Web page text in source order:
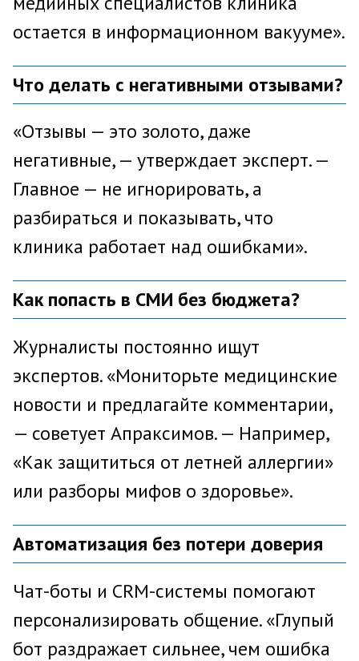
остается в информационном вакууме».
Что делать с негативными отзывами?
«Отзывы — это золото, даже
негативные, — утверждает эксперт. —
Главное — не игнорировать, а
разбираться и показывать, что
клиника работает над ошибками».
Как попасть в СМИ без бюджета?
Журналисты постоянно ищут
экспертов. «Мониторьте медицинские
новости и предлагайте комментарии,
— советует Апраксимов. — Например,
«Как защититься от летней аллергии»
или разборы мифов о здоровье».
Автоматизация без потери доверия
Чат-боты и CRM-системы помогают
персонализировать общение. «Глупый
бот раздражает сильнее, чем ошибка